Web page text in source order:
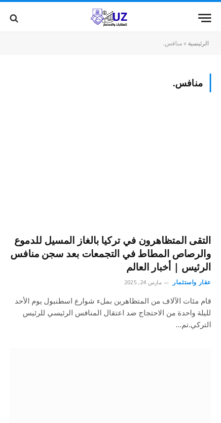
الرئيسية »منافس.
منافس.
التقى المتظاهرون في تركيا بالغاز المسيل للدموع
والرصاص المطاط في التجمعات بعد سجن منافس
الرئيس | أخبار العالم
عقار واستثمار مارس 24, 2025
قام مئات الآلاف من المتظاهرين بملء شوارع اسطنبول يوم الأحد
لليلة واحدة من الاحتجاج ضد اعتقال المنافس الرئيسي للرئيس
التركي.تم…